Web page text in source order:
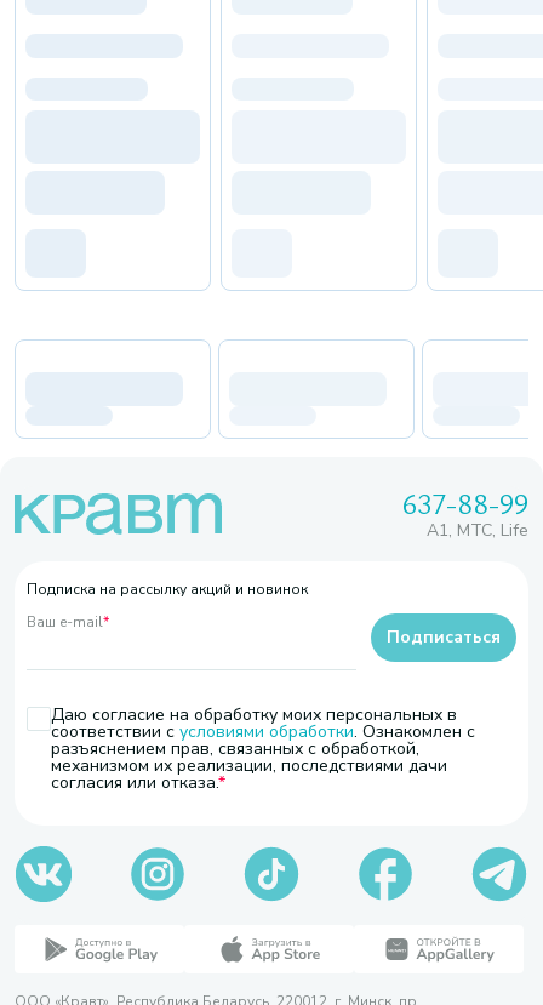
637-88-99
A1, МТС, Life
Подписка на рассылку акций и новинок
Ваш e-mail*
Даю согласие на обработку моих персональных в
соответствии с условиями обработки. Ознакомлен с
разъяснением прав, связанных с обработкой,
механизмом их реализации, последствиями дачи
согласия или отказа.
Подписаться